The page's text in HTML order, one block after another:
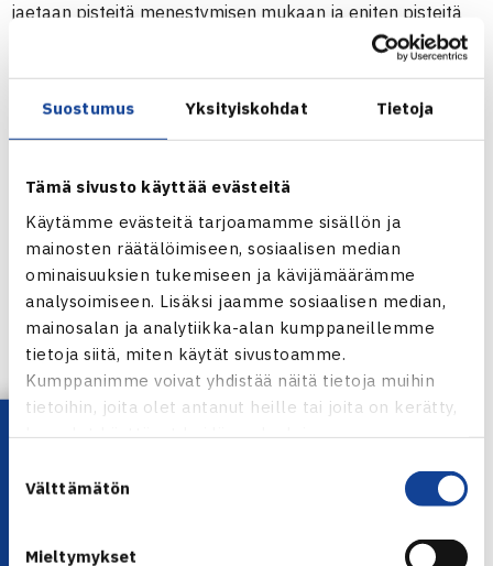
Suostumus Yksityiskohdat Tietoja
Tämä sivusto käyttää evästeitä
Käytämme evästeitä tarjoamamme sisällön ja
mainosten räätälöimiseen, sosiaalisen median
ominaisuuksien tukemiseen ja kävijämäärämme
analysoimiseen. Lisäksi jaamme sosiaalisen median,
mainosalan ja analytiikka-alan kumppaneillemme
tietoja siitä, miten käytät sivustoamme.
Kumppanimme voivat yhdistää näitä tietoja muihin
tietoihin, joita olet antanut heille tai joita on kerätty,
kun olet käyttänyt heidän palvelujaan.
valinta
Välttämätön
Mieltymykset
jaetaan pisteitä menestymisen mukaan ja eniten pisteitä
kauden lopussa kerännyt palkitaan stipendillä. Sekä
aikuisten Finnish Tourin että Finnish Junior Tennis Tourin
säännöt ovat nähtävissätäältä.
syksylle sekä alle 20-vuotiaiden SM-kilpailuja voi anoa nyt
Tennisliitosta Elmo Viljaselta (elmo.viljanen@tennis.fi
kirjallisesti. Seuran, joka anoo kilpailuja, tulee sitoutua
säännöissä mainittuihin asioihin.
Finnish Junior Tennis Tourin osakilpailut vuodelle 2012
Osakilpailu 1.
keväällä, ajankohta, järjestäjä ja paikkakunta avoin
Alle 18-vuotiaiden SM-kilpailut 29.3.-1.4. Helsingissä,
Osakilpailu 3.
Lataa OmaTennis!